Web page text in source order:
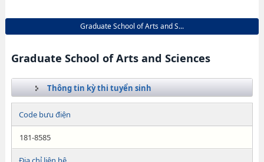
Graduate School of Arts and S...
Graduate School of Arts and Sciences
Thông tin kỳ thi tuyển sinh
Code bưu điện
181-8585